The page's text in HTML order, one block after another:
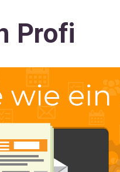
Video Tutorials
Documentation
How we compare
Upvote a feature
Release history
VIP Support
Buy AI Add-on
Profi